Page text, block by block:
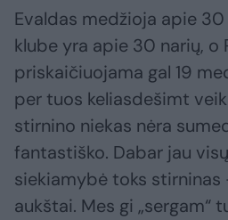
Evaldas medžioja apie
klube yra apie 30 narių, o
priskaičiuojama gal 19
per tuos keliasdešimt
stirnino niekas nėra
fantastiško. Dabar jau
siekiamybė toks stirninas
aukštai. Mes gi „sergam“